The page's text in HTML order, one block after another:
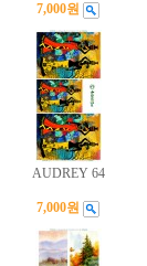
7,000원
AUDREY 64
7,000원